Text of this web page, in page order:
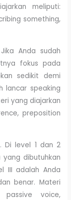
meliputi:
something,
Anda sudah
fokus pada
sedikit demi
lancar speaking
yang diajarkan
preposition
Di level 1 dan 2
yang dibutuhkan
III adalah Anda
benar. Materi
passive voice,